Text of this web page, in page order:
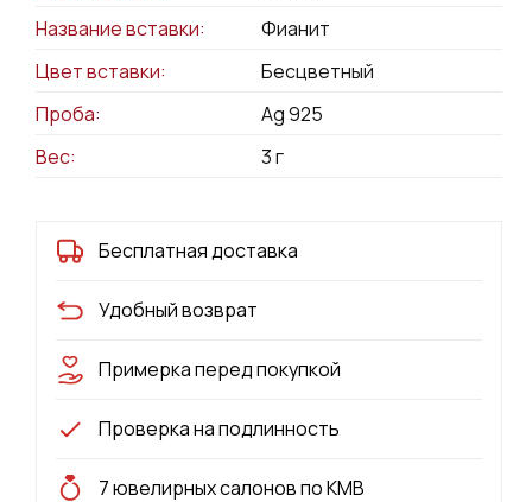
Название вставки:
Фианит
Цвет вставки:
Бесцветный
Проба:
Ag 925
Вес:
3г
Бесплатная доставка
Удобный возврат
Примерка перед покупкой
Проверка на подлинность
7 ювелирных салонов по КМВ